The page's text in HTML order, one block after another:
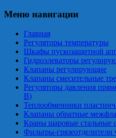
Меню навигации
Главная
Регуляторы температуры
Шкафы пускозащитной
Гидроэлеваторы
Клапаны регулирующие
Клапаны смесительные
Регуляторы давления
В)
Теплообменники
Клапаны обратные
Краны шаровые стальные
Фильтры-